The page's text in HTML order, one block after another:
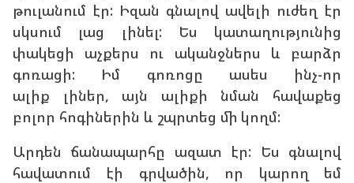
թուլանում էր: Իզան գնալով ավելի ուժեղ էր
սկսում լաց լինել: Ես կատաղությունից
փակեցի աչքերս ու ականջներս և բարձր
գոռացի: Իմ գոռոցը ասես ինչ-որ
ալիք լիներ, այն ալիքի նման հավաքեց
բոլոր հոգիներին և շպրտեց մի կողմ:
Արդեն ճանապարհը ազատ էր: Ես գնալով
հավատում էի գրվածին, որ կարող եմ